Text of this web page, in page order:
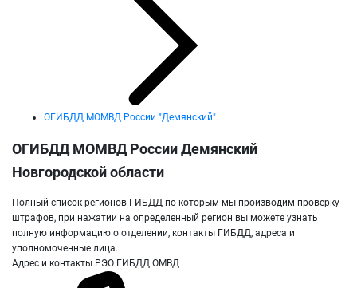
ОГИБДД МОМВД России "Демянский"
ОГИБДД МОМВД России Демянский
Новгородской области
Полный список регионов ГИБДД по которым мы производим проверку
штрафов, при нажатии на определенный регион вы можете узнать
полную информацию о отделении, контакты ГИБДД, адреса и
уполномоченные лица.
Адрес и контакты РЭО ГИБДД ОМВД